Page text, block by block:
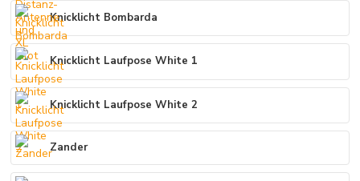
Knicklicht Bombarda
Knicklicht Laufpose White 1
Knicklicht Laufpose White 2
Zander